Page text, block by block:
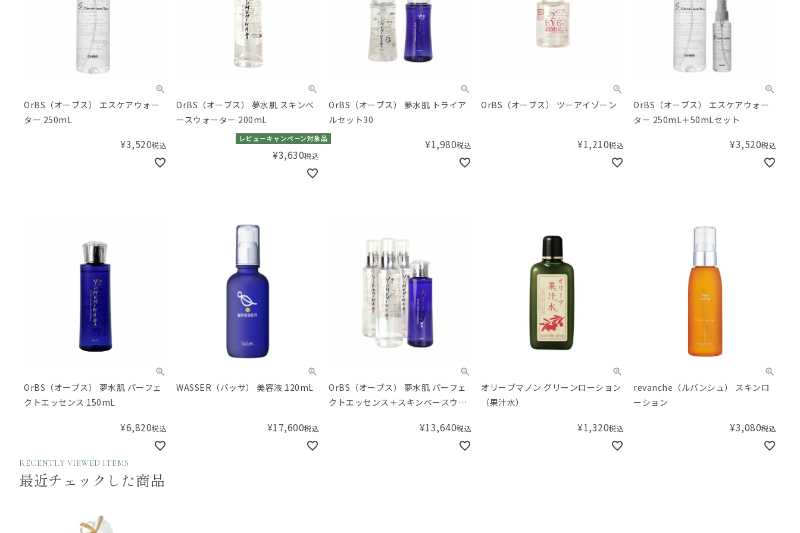
OrBS（オーブス） エスケアウォー
ター 250mL
¥3,520税込
OrBS（オーブス） 夢水肌 スキンベ
ースウォーター 200mL
レビューキャンペーン対象品
¥3,630税込
OrBS（オーブス） 夢水肌 トライア
ルセット30
¥1,980税込
OrBS（オーブス） ツーアイゾーン
¥1,210税込
OrBS（オーブス） エスケアウォー
ター 250mL＋50mLセット
¥3,520税込
OrBS（オーブス） 夢水肌 パーフェ
クトエッセンス 150mL
¥6,820税込
WASSER（バッサ） 美容液 120mL
¥17,600税込
OrBS（オーブス） 夢水肌 パーフェ
クトエッセンス＋スキンベースウォ
¥13,640税込
オリーブマノン グリーンローション
（果汁水）
¥1,320税込
revanche（ルバンシュ） スキンロ
ーション
¥3,080税込
RECENTLY VIEWED ITEMS
最近チェックした商品